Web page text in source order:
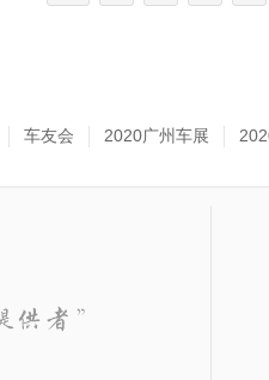
车友会 2020广州车展